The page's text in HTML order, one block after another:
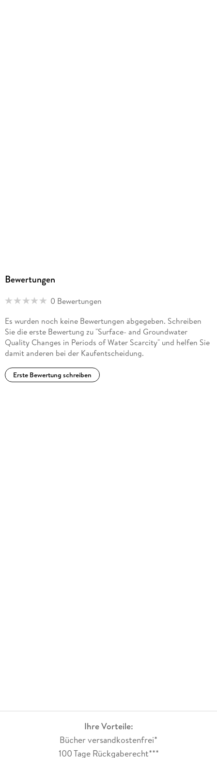
Bewertungen
0 Bewertungen
Es wurden noch keine Bewertungen abgegeben. Schreiben
Sie die erste Bewertung zu "Surface- and Groundwater
Quality Changes in Periods of Water Scarcity" und helfen Sie
damit anderen bei der Kaufentscheidung.
Erste Bewertung schreiben
Ihre Vorteile:
Bücher versandkostenfrei*
100 Tage Rückgaberecht***